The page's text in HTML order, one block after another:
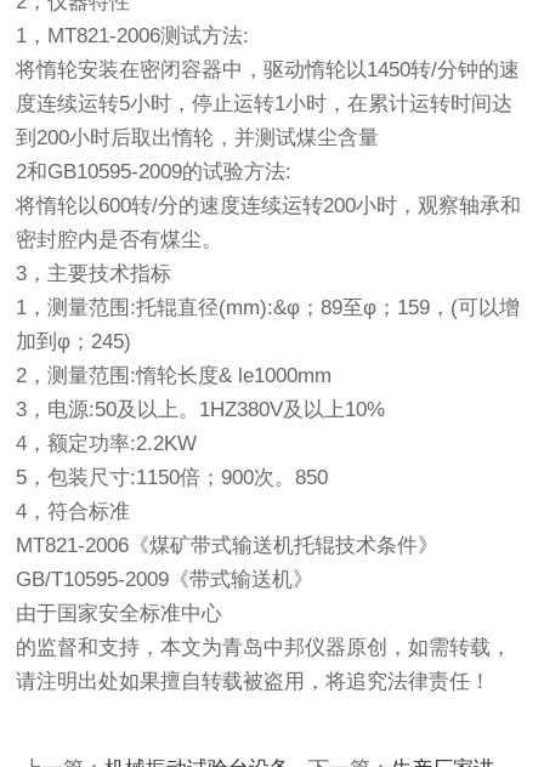
1，MT821-2006测试方法:
将惰轮安装在密闭容器中，驱动惰轮以1450转/分钟的速
度连续运转5小时，停止运转1小时，在累计运转时间达
到200小时后取出惰轮，并测试煤尘含量
2和GB10595-2009的试验方法:
将惰轮以600转/分的速度连续运转200小时，观察轴承和
密封腔内是否有煤尘。
3，主要技术指标
1，测量范围:托辊直径(mm):&φ；89至φ；159，(可以增
加到φ；245)
2，测量范围:惰轮长度& le1000mm
3，电源:50及以上。1HZ380V及以上10%
4，额定功率:2.2KW
5，包装尺寸:1150倍；900次。850
4，符合标准
MT821-2006《煤矿带式输送机托辊技术条件》
GB/T10595-2009《带式输送机》
由于国家安全标准中心
的监督和支持，本文为青岛中邦仪器原创，如需转载，
请注明出处如果擅自转载被盗用，将追究法律责任！